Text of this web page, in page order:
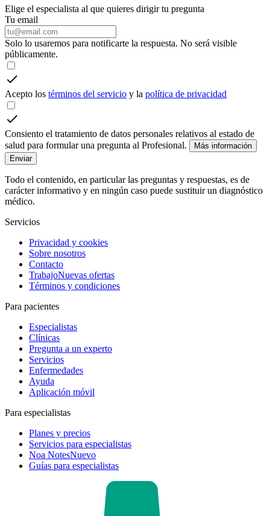
Elige el especialista al que quieres dirigir tu pregunta
Tu email
Solo lo usaremos para notificarte la respuesta. No será visible
públicamente.
Acepto los términos del servicio y la política de privacidad
Consiento el tratamiento de datos personales relativos al estado de
salud para formular una pregunta al Profesional.
Más información
Enviar
Todo el contenido, en particular las preguntas y respuestas, es de
carácter informativo y en ningún caso puede sustituir un diagnóstico
médico.
Servicios
Privacidad y cookies
Sobre nosotros
Contacto
TrabajoNuevas ofertas
Términos y condiciones
Para pacientes
Especialistas
Clínicas
Pregunta a un experto
Servicios
Enfermedades
Ayuda
Aplicación móvil
Para especialistas
Planes y precios
Servicios para especialistas
Noa NotesNuevo
Guías para especialistas